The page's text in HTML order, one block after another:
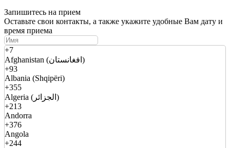
Запишитесь на прием
Оставьте свои контакты, а также укажите удобные Вам дату и
время приема
+7
Afghanistan (افغانستان)
+93
Albania (Shqipëri)
+355
Algeria (الجزائر)
+213
Andorra
+376
Angola
+244